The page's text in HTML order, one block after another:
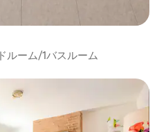
ルーム/1バスルーム